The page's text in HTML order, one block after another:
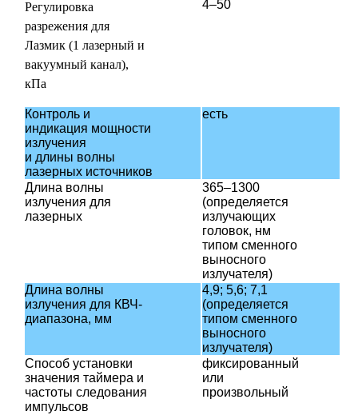
Регулировка
разрежения для
Лазмик (1 лазерный и
вакуумный канал),
кПа
4–50
Контроль и
индикация мощности
излучения
и длины волны
лазерных источников
есть
Длина волны
излучения для
лазерных
365–1300
(определяется
излучающих
головок, нм
типом сменного
выносного
излучателя)
Длина волны
излучения для КВЧ-
диапазона, мм
4,9; 5,6; 7,1
(определяется
типом сменного
выносного
излучателя)
Способ установки
значения таймера и
частоты следования
импульсов
фиксированный
или
произвольный